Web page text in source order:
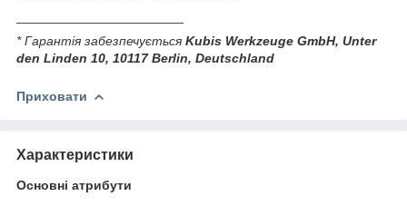
* Гарантія забезпечується Kubis Werkzeuge GmbH, Unter
den Linden 10, 10117 Berlin, Deutschland
Приховати
Характеристики
Основні атрибути